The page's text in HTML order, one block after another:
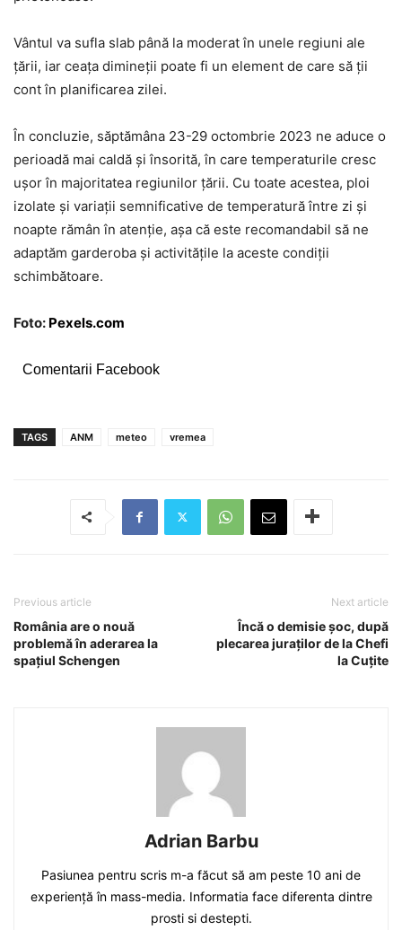
Vântul va sufla slab până la moderat în unele regiuni ale
țării, iar ceața dimineții poate fi un element de care să ții
cont în planificarea zilei.
În concluzie, săptămâna 23-29 octombrie 2023 ne aduce o
perioadă mai caldă și însorită, în care temperaturile cresc
ușor în majoritatea regiunilor țării. Cu toate acestea, ploi
izolate și variații semnificative de temperatură între zi și
noapte rămân în atenție, așa că este recomandabil să ne
adaptăm garderoba și activitățile la aceste condiții
schimbătoare.
Foto: Pexels.com
Comentarii Facebook
TAGS ANM meteo vremea
Previous article
România are o nouă
problemă în aderarea la
spațiul Schengen
Next article
Încă o demisie șoc, după
plecarea juraților de la Chefi
la Cuțite
Adrian Barbu
Pasiunea pentru scris m-a făcut să am peste 10 ani de
experiență în mass-media. Informatia face diferenta dintre
prosti si destepti.